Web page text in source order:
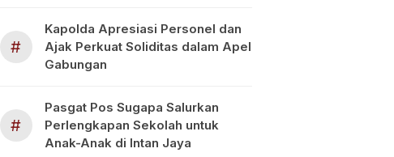
#
Kapolda Apresiasi Personel dan
Ajak Perkuat Soliditas dalam Apel
Gabungan
#
Pasgat Pos Sugapa Salurkan
Perlengkapan Sekolah untuk
Anak-Anak di Intan Jaya